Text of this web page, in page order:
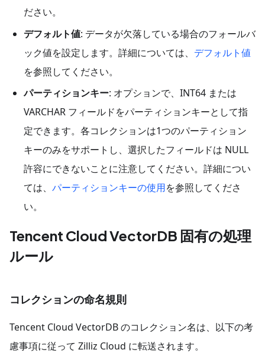
ださい。
デフォルト値: データが欠落している場合のフォールバ
ック値を設定します。詳細については、 デフォルト値
を参照してください。
パーティションキー: オプションで、INT64 または
VARCHAR フィールドをパーティションキーとして指
定できます。各コレクションは1つのパーティション
キーのみをサポートし、選択したフィールドは NULL
許容にできないことに注意してください。詳細につい
ては、 パーティションキーの使用を参照してくださ
い。
Tencent Cloud VectorDB 固有の処理
ルール
コレクションの命名規則
Tencent Cloud VectorDB のコレクション名は、以下の考
慮事項に従って Zilliz Cloud に転送されます。